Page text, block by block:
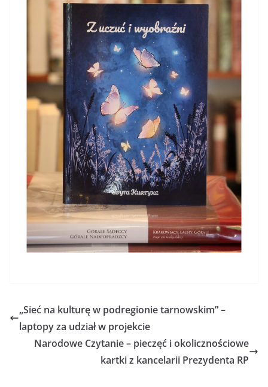
„Sieć na kulturę w podregionie tarnowskim” –
laptopy za udział w projekcie
Narodowe Czytanie – pieczęć i okolicznościowe
kartki z kancelarii Prezydenta RP